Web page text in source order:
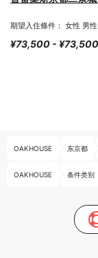
期望入住條件： 女性 男
¥73,500 - ¥73,500
OAKHOUSE 东京都
OAKHOUSE 条件类别